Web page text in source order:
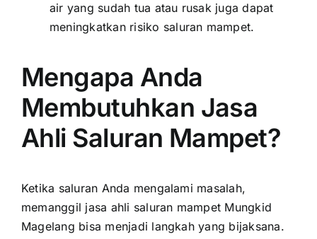
air yang sudah tua atau rusak juga dapat
meningkatkan risiko saluran mampet.
Mengapa Anda
Membutuhkan Jasa
Ahli Saluran Mampet?
Ketika saluran Anda mengalami masalah,
memanggil jasa ahli saluran mampet Mungkid
Magelang bisa menjadi langkah yang bijaksana.